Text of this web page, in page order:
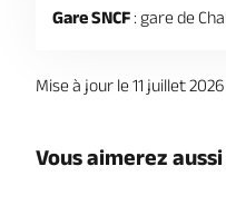
Gare SNCF : gare de
Mise à jour le 11 juillet 2026
Vous aimerez